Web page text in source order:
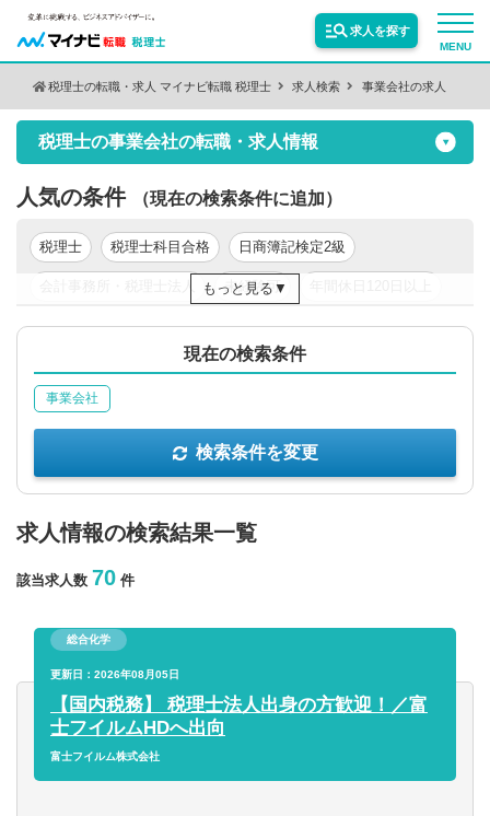
MENU
求人を探す
サービス紹介
転職お役立ち情報
業界情報
求人情報
税理士の転職・求人 マイナビ転職 税理士 求人検索 事業会社の求人
税理士の事業会社の転職・求人情報
人気の条件 （現在の検索条件に追加）
税理士 税理士科目合格 日商簿記検定2級
未経験可
年収200万円以上 年収300万円以上 年収400万円以上
東京都 関東
もっと見る
求人情報の検索結果一覧
該当求人数 70 件
総合化学
更新日：2026年08月05日
【国内税務】 税理士法人出身の方歓迎！／富
士フイルムHDへ出向
富士フイルム株式会社
現在の検索条件
事業会社
検索条件を変更
保有資格 絞り込む
業種
従業員数
フリーワード